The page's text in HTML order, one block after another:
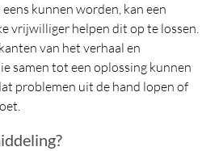
kunnen worden, kan een
vrijwilliger helpen dit op te lossen.
van het verhaal en
samen tot een oplossing kunnen
problemen uit de hand lopen of